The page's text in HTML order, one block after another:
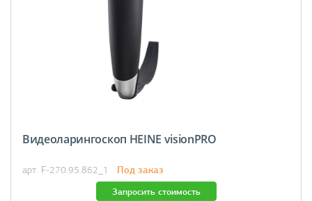
Видеоларингоскоп HEINE visionPRO
арт. F-270.95.862_1 Под заказ
Запросить стоимость